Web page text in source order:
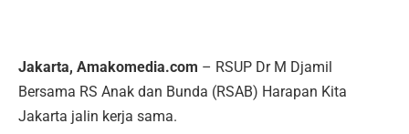
Jakarta, Amakomedia.com – RSUP Dr M Djamil
Bersama RS Anak dan Bunda (RSAB) Harapan Kita
Jakarta jalin kerja sama.